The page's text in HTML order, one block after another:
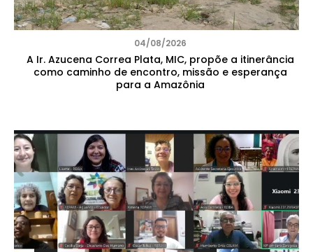
04/08/2026
A Ir. Azucena Correa Plata, MIC, propõe a itinerância
como caminho de encontro, missão e esperança
para a Amazônia